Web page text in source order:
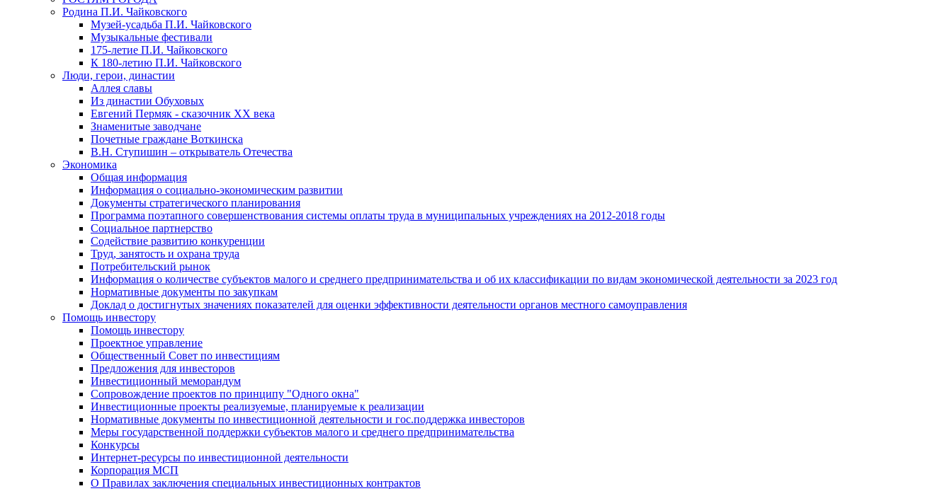
Родина П.И. Чайковского
Музей-усадьба П.И. Чайковского
Музыкальные фестивали
175-летие П.И. Чайковского
К 180-летию П.И. Чайковского
Люди, герои, династии
Аллея славы
Из династии Обуховых
Евгений Пермяк - сказочник XX века
Знаменитые заводчане
Почетные граждане Воткинска
В.Н. Ступишин – открыватель Отечества
Экономика
Общая информация
Информация о социально-экономическим развитии
Документы стратегического планирования
Программа поэтапного совершенствования системы оплаты труда в муниципальных учреждениях на 2012-2018 годы
Социальное партнерство
Содействие развитию конкуренции
Труд, занятость и охрана труда
Потребительский рынок
Информация о количестве субъектов малого и среднего предпринимательства и об их классификации по видам экономической деятельности за 2023 год
Нормативные документы по закупкам
Доклад о достигнутых значениях показателей для оценки эффективности деятельности органов местного самоуправления
Помощь инвестору
Помощь инвестору
Проектное управление
Общественный Совет по инвестициям
Предложения для инвесторов
Инвестиционный меморандум
Сопровождение проектов по принципу "Oдного окна"
Инвестиционные проекты реализуемые, планируемые к реализации
Нормативные документы по инвестиционной деятельности и гос.поддержка инвесторов
Меры государственной поддержки субъектов малого и среднего предпринимательства
Конкурсы
Интернет-ресурсы по инвестиционной деятельности
Корпорация МСП
О Правилах заключения специальных инвестиционных контрактов